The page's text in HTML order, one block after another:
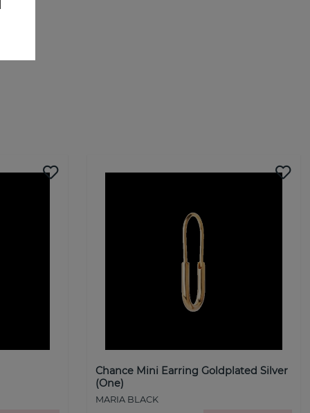
Chance Mini Earring Goldplated Silver
(One)
MARIA BLACK